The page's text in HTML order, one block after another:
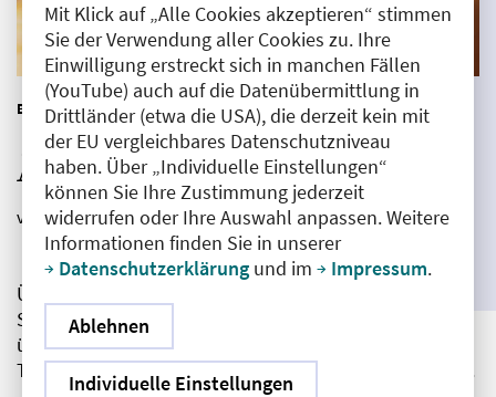
Mit Klick auf „Alle Cookies akzeptieren“ stimmen
Sie der Verwendung aller Cookies zu. Ihre
Einwilligung erstreckt sich in manchen Fällen
(YouTube) auch auf die Datenübermittlung in
Drittländer (etwa die USA), die derzeit kein mit
der EU vergleichbares Datenschutzniveau
haben. Über „Individuelle Einstellungen“
können Sie Ihre Zustimmung jederzeit
widerrufen oder Ihre Auswahl anpassen. Weitere
Informationen finden Sie in unserer
Datenschutzerklärung und im Impressum.
Ablehnen
Individuelle Einstellungen
BERUF & KOMPETENZ |ERFAHRUNGSBERICHT
Ärzt:innen und Elternschaft
von Mario Urbanek|19.10.2025
Über Schichtdienste, Prüfungsstress oder
Schlafmangel sprechen Ärzt:innen offen und häufig –
über Elternschaft hingegen selten. Dabei betrifft das
Thema fast alle, die sich in der Weiterbildung befinden.